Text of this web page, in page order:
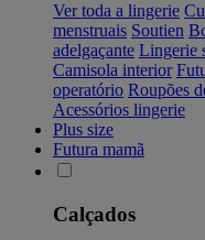
Ver toda a lingerie
menstruais Soutien
adelgaçante Lingerie
Camisola interior
operatório Roupões
Acessórios lingerie
Plus size
Futura mamã
Calçados